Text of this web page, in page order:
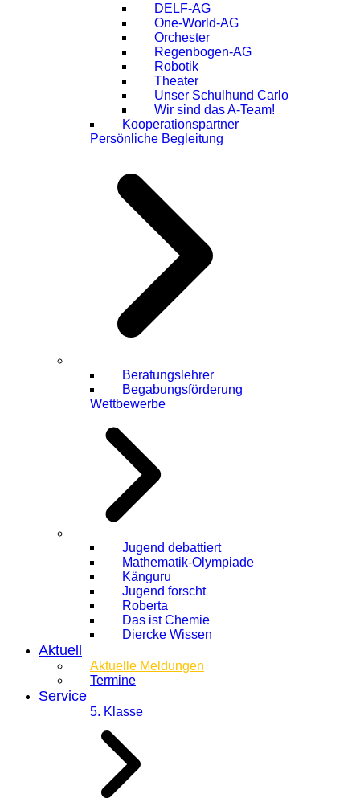
DELF-AG
One-World-AG
Orchester
Regenbogen-AG
Robotik
Theater
Unser Schulhund Carlo
Wir sind das A-Team!
Kooperationspartner
Persönliche Begleitung
Beratungslehrer
Begabungsförderung
Wettbewerbe
Jugend debattiert
Mathematik-Olympiade
Känguru
Jugend forscht
Roberta
Das ist Chemie
Diercke Wissen
Aktuell
Aktuelle Meldungen
Termine
Service
5. Klasse